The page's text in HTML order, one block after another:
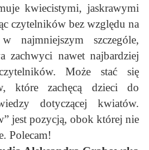
kwiecistymi, jaskrawymi
czytelników bez względu na
najmniejszym szczególe,
zachwyci nawet najbardziej
Może stać się
które zachęcą dzieci do
dotyczącej kwiatów.
jest pozycją, obok której nie
Polecam!